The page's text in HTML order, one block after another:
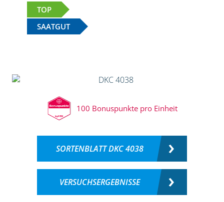
TOP
SAATGUT
100 Bonuspunkte pro Einheit
SORTENBLATT DKC 4038
VERSUCHSERGEBNISSE